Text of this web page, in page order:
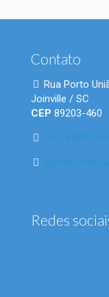
Contato
Rua Porto
Joinville / SC
CEP 89203-460
(47) 9 8847-
Redes